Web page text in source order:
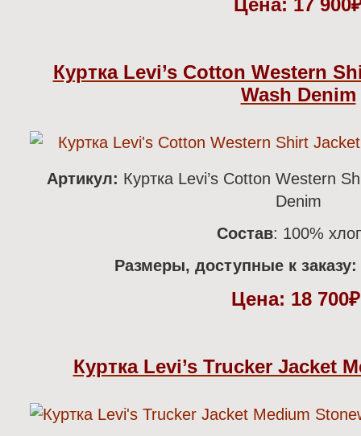
Цена: 17 900
Куртка Levi’s Cotton Western
Wash Denim
Артикул: Куртка Levi’s Cotton Western
Denim
Состав: 100%
Размеры, доступные к заказу:
Цена: 18
Куртка Levi’s Trucker Jacket